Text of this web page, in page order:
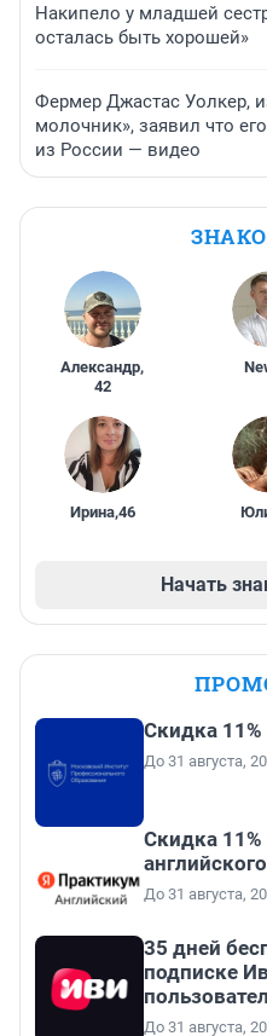
Накипело у младшей
осталась быть хорошей»
Фермер Джастас Уолкер,
молочник», заявил что
из России — видео
Александр,
42
Ирина,46
Начать
Скидка
До 31 августа,
Скидка
английского
До 31 августа,
35 дней
подписке
До 31 августа,